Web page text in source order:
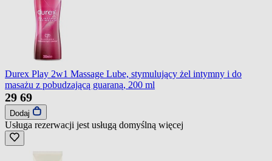
Durex Play 2w1 Massage Lube, stymulujący żel intymny i do
masażu z pobudzającą guaraną, 200 ml
29 69
Dodaj
Usługa rezerwacji jest usługą domyślną więcej